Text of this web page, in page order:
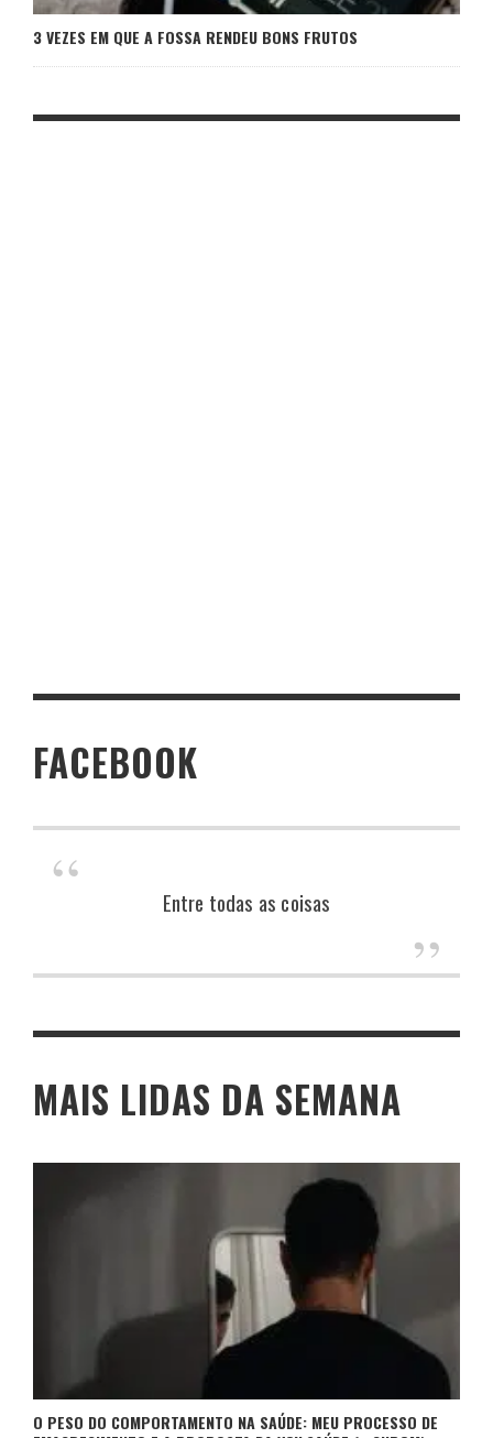
3 VEZES EM QUE A FOSSA RENDEU BONS FRUTOS
FACEBOOK
Entre todas as coisas
MAIS LIDAS DA SEMANA
O PESO DO COMPORTAMENTO NA SAÚDE: MEU PROCESSO DE